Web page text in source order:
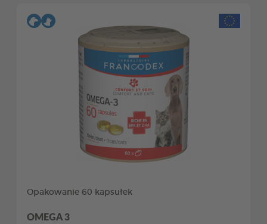
Opakowanie 60 kapsułek
OMEGA 3